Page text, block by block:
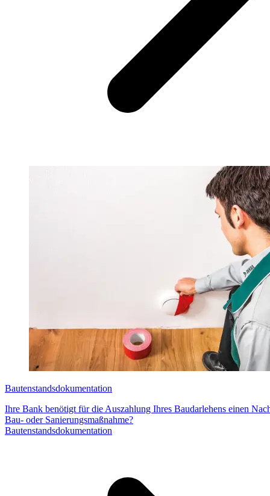
Bautenstandsdokumentation
Ihre Bank benötigt für die Auszahlung Ihres Baudarlehens einen
Bau- oder Sanierungsmaßnahme?
Bautenstandsdokumentation